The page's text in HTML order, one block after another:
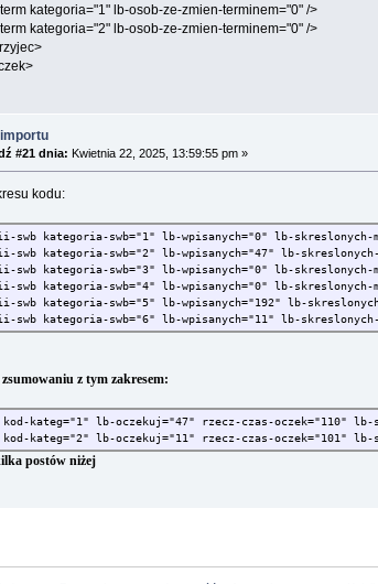
kategoria="1" lb-osob-ze-zmien-terminem="0" />
kategoria="2" lb-osob-ze-zmien-terminem="0" />
importu
#21 dnia: Kwietnia 22, 2025, 13:59:55 pm »
kodu:
swb kategoria-swb="1" lb-wpisanych="0" lb-
swb kategoria-swb="2" lb-wpisanych="47" lb-
swb kategoria-swb="3" lb-wpisanych="0" lb-
swb kategoria-swb="4" lb-wpisanych="0" lb-
swb kategoria-swb="5" lb-wpisanych="192" lb-
swb kategoria-swb="6" lb-wpisanych="11" lb-
z tym zakresem:
kod-kateg="1" lb-oczekuj="47" rzecz-czas-oczek="110"
kod-kateg="2" lb-oczekuj="11" rzecz-czas-oczek="101"
postów niżej